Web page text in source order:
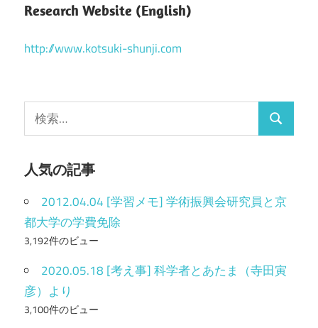
Research Website (English)
http://www.kotsuki-shunji.com
検
索
検
人気の記事
2012.04.04 [学習メモ] 学術振興会研究員と京
都大学の学費免除
3,192件のビュー
2020.05.18 [考え事] 科学者とあたま（寺田寅
彦）より
3,100件のビュー